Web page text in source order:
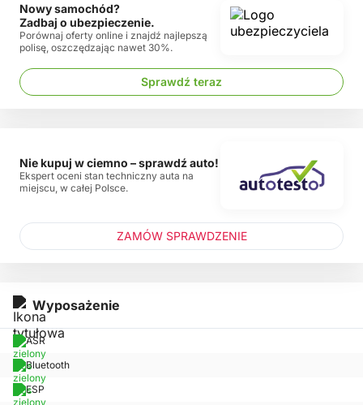
Wyposażenie
ASR
Bluetooth
ESP
Nowy samochód?
Zadbaj o ubezpieczenie.
Porównaj oferty online i znajdź najlepszą
polisę, oszczędzając nawet 30%.
Sprawdź teraz
Nie kupuj w ciemno – sprawdź auto!
Ekspert oceni stan techniczny auta na
miejscu, w całej Polsce.
ZAMÓW SPRAWDZENIE